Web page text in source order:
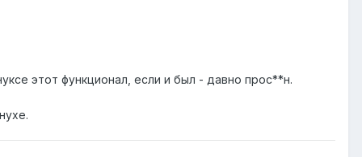
этот функционал, если и был - давно прос**н.